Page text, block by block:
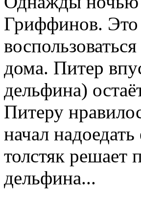
Гриффинов. Это
дома. Питер
дельфина)
Питеру
начал
толстяк решает
дельфина...